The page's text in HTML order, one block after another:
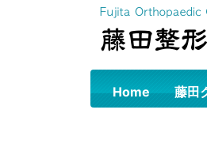
Home 藤田